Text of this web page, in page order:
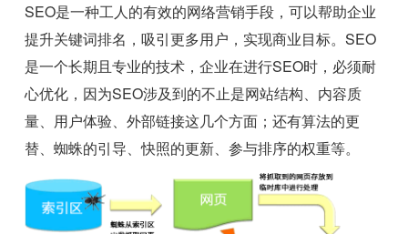
SEO是一种工人的有效的网络营销手段，可以帮助企业
提升关键词排名，吸引更多用户，实现商业目标。SEO
是一个长期且专业的技术，企业在进行SEO时，必须耐
心优化，因为SEO涉及到的不止是网站结构、内容质
量、用户体验、外部链接这几个方面；还有算法的更
替、蜘蛛的引导、快照的更新、参与排序的权重等。